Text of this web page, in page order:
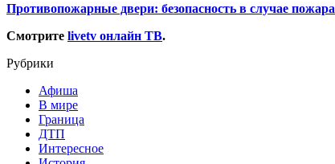
Противопожарные двери: безопасность в случае пожара
Смотрите livetv онлайн ТВ.
Рубрики
Афиша
В мире
Граница
ДТП
Интересное